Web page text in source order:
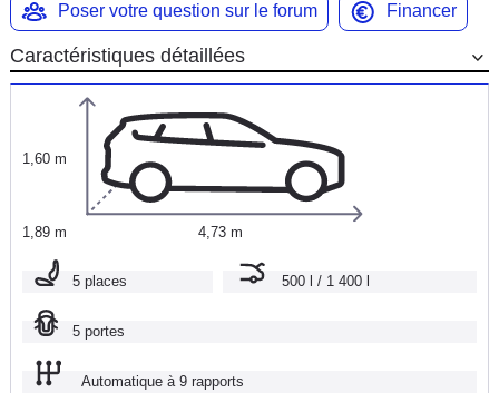
Poser votre question sur le forum Financer
Caractéristiques détaillées
1,60 m
1,89 m 4,73 m
5 places 500 l / 1 400 l
5 portes
Automatique à 9 rapports